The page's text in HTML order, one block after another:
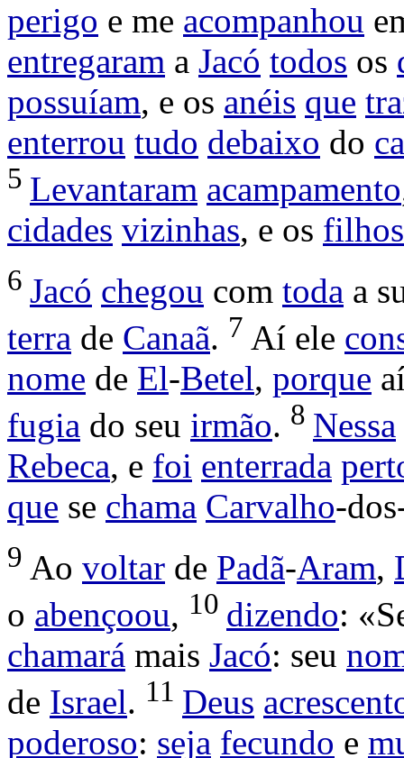
perigo e me acompanhou
entregaram a Jacó todos os
possuíam, e os anéis que
enterrou tudo debaixo do
5 Levantaram acampamento
cidades vizinhas, e os filhos
6 Jacó chegou com toda a
terra de Canaã. 7 Aí ele
nome de El-Betel, porque
fugia do seu irmão. 8 Nessa
Rebeca, e foi enterrada
que se chama Carvalho-
9 Ao voltar de Padã-Aram,
o abençoou, 10 dizendo:
chamará mais Jacó: seu
de Israel. 11 Deus
poderoso: seja fecundo e